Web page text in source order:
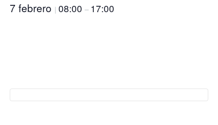
7 febrero | 08:00 – 17:00